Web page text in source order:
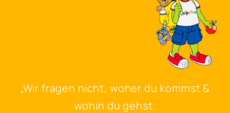
„Wir fragen nicht, woher du kommst &
wohin du gehst.